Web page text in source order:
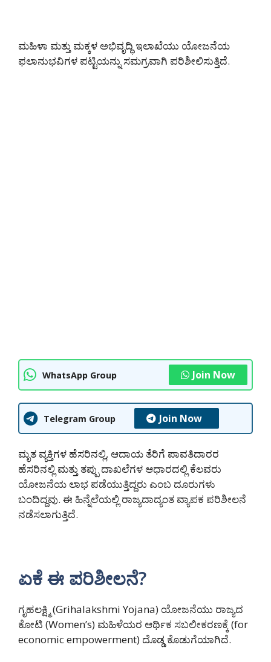
ಮಹಿಳಾ ಮತ್ತು ಮಕ್ಕಳ ಅಭಿವೃದ್ಧಿ ಇಲಾಖೆಯು ಯೋಜನೆಯ
ಫಲಾನುಭವಿಗಳ ಪಟ್ಟಿಯನ್ನು ಸಮಗ್ರವಾಗಿ ಪರಿಶೀಲಿಸುತ್ತಿದೆ.
WhatsApp Group Join Now
Telegram Group Join Now
ಮೃತ ವ್ಯಕ್ತಿಗಳ ಹೆಸರಿನಲ್ಲಿ, ಆದಾಯ ತೆರಿಗೆ ಪಾವತಿದಾರರ
ಹೆಸರಿನಲ್ಲಿ ಮತ್ತು ತಪ್ಪು ದಾಖಲೆಗಳ ಆಧಾರದಲ್ಲಿ ಕೆಲವರು
ಯೋಜನೆಯ ಲಾಭ ಪಡೆಯುತ್ತಿದ್ದರು ಎಂಬ ದೂರುಗಳು
ಬಂದಿದ್ದವು. ಈ ಹಿನ್ನೆಲೆಯಲ್ಲಿ ರಾಜ್ಯದಾದ್ಯಂತ ವ್ಯಾಪಕ ಪರಿಶೀಲನೆ
ನಡೆಸಲಾಗುತ್ತಿದೆ.
ಏಕೆ ಈ ಪರಿಶೀಲನೆ?
ಗೃಹಲಕ್ಷ್ಮಿ (Grihalakshmi Yojana) ಯೋಜನೆಯು ರಾಜ್ಯದ
ಕೋಟಿ (Women’s) ಮಹಿಳೆಯರ ಆರ್ಥಿಕ ಸಬಲೀಕರಣಕ್ಕೆ (for
economic empowerment) ದೊಡ್ಡ ಕೊಡುಗೆಯಾಗಿದೆ.